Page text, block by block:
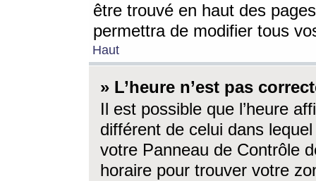
être trouvé en haut des
permettra de modifier tous
Haut
» L’heure n’est pas
Il est possible que l’heure
différent de celui dans
votre Panneau de Contrôle
horaire pour trouver votre